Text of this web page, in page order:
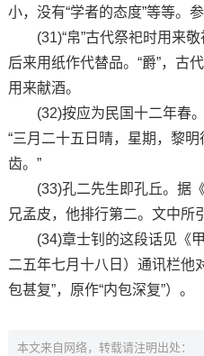
小，没有“学者的态度”等等。
(31)“帛”古代祭祀时用来敬
后来用纸作代替品。“爵”，古
用来献酒。
(32)按应为民国十二年春。
“三月二十五日晴，星期，黎
齿。”
(33)孔二先生即孔丘。据《
兄孟皮，他排行第二。文中所
(34)章士钊的这段话见《甲
二五年七月十八日）通讯栏他
包甚复”，原作“内包深复”）。
本文来自网络，转载请注明出处：